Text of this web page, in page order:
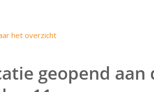
het overzicht
geopend aan